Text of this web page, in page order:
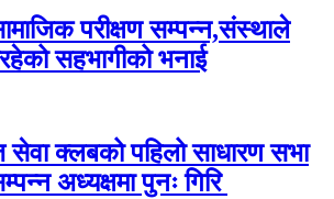
परीक्षण सम्पन्न,संस्थाले
सहभागीको भनाई
क्लबको पहिलो साधारण सभा
अध्यक्षमा पुनः गिरि